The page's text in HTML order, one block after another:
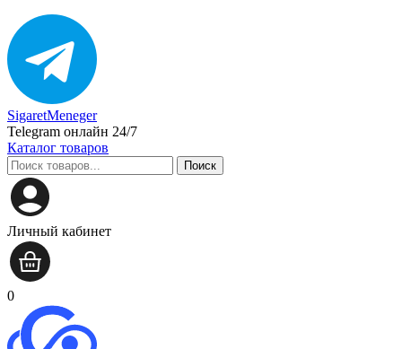
SigaretMeneger
Telegram онлайн 24/7
Каталог товаров
Поиск
Личный кабинет
0